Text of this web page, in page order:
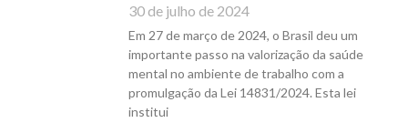
30 de julho de 2024
Em 27 de março de 2024, o Brasil deu um
importante passo na valorização da saúde
mental no ambiente de trabalho com a
promulgação da Lei 14831/2024. Esta lei
institui